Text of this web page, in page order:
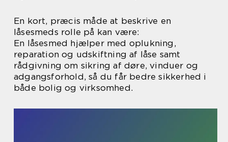
En kort, præcis måde at beskrive en
låsesmeds rolle på kan være:
En låsesmed hjælper med oplukning,
reparation og udskiftning af låse samt
rådgivning om sikring af døre, vinduer og
adgangsforhold, så du får bedre sikkerhed i
både bolig og virksomhed.